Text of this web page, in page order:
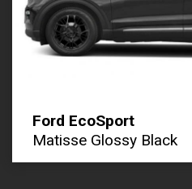
Ford EcoSport
Matisse Glossy Black